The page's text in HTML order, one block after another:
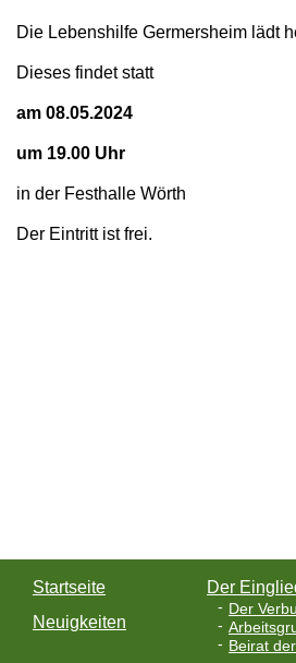
Die Lebenshilfe Germersheim lädt
Dieses findet statt
am 08.05.2024
um 19.00 Uhr
in der Festhalle Wörth
Der Eintritt ist frei.
Startseite
Neuigkeiten
Der
Der
Beirat